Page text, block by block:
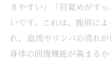
きやすい」「目覚めがす
いです。これは、施術に
れ、血流やリンパの流れ
身体の回復機能が高まるか